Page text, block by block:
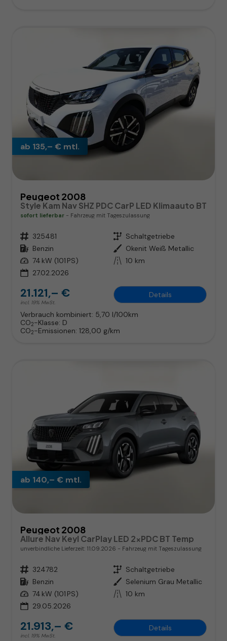
ab 135,– € mtl.
Peugeot 2008
Style Kam Nav SHZ PDC CarP LED Klimaauto BT
sofort lieferbar Fahrzeug mit Tageszulassung
Fahrzeugnr. 325481 Getriebe Schaltgetriebe
Kraftstoff Benzin Außenfarbe Okenit Weiß Metallic
Leistung 74 kW (101 PS) Kilometerstand 10 km
27.02.2026
21.121,– €
incl. 19% MwSt.
Details
Verbrauch kombiniert: 5,70 l/100km
CO2-Klasse: D
CO2-Emissionen: 128,00 g/km
ab 140,– € mtl.
Peugeot 2008
Allure Nav Keyl CarPlay LED 2xPDC BT Temp
unverbindliche Lieferzeit: 11.09.2026 Fahrzeug mit Tageszulassung
Fahrzeugnr. 324782 Getriebe Schaltgetriebe
Kraftstoff Benzin Außenfarbe Selenium Grau Metallic
Leistung 74 kW (101 PS) Kilometerstand 10 km
29.05.2026
21.913,– €
incl. 19% MwSt.
Details